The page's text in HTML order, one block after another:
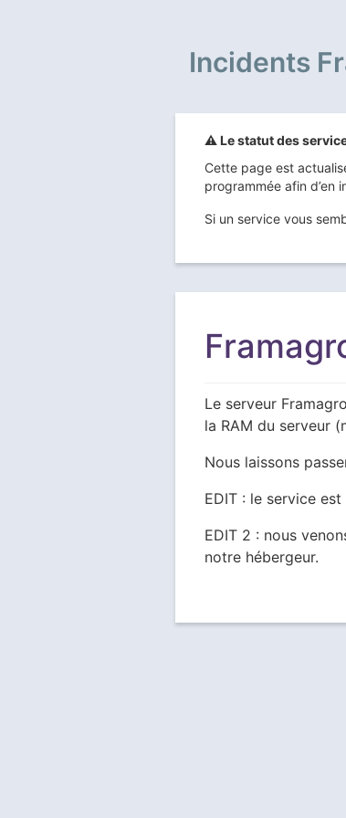
Incidents
⚠️ Le statut des
Cette page est
programmée afin d’en
Si un service vous
Le serveur
la RAM du serveur
Nous laissons
EDIT : le service
EDIT 2 : nous
notre hébergeur.